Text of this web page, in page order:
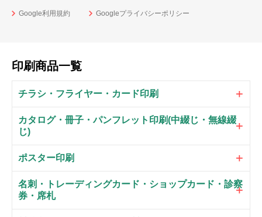
Google利用規約 Googleプライバシーポリシー
印刷商品一覧
チラシ・フライヤー・カード印刷
カタログ・冊子・パンフレット印刷(中綴じ・無線綴
じ)
ポスター印刷
名刺・トレーディングカード・ショップカード・診察
券・席札